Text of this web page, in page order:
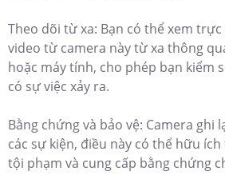
Theo dõi từ xa: Bạn có thể xem
video từ camera này từ xa thông
hoặc máy tính, cho phép bạn kiểm
có sự việc xảy ra.
Bằng chứng và bảo vệ: Camera ghi
các sự kiện, điều này có thể hữu
tội phạm và cung cấp bằng chứng